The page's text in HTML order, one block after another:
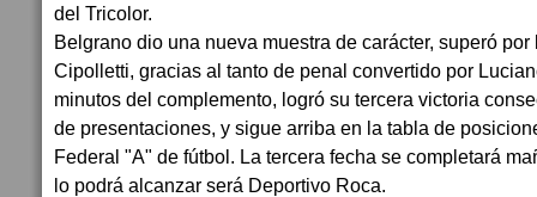
del Tricolor.
Belgrano dio una nueva muestra de carácter, superó
Cipolletti, gracias al tanto de penal convertido por
minutos del complemento, logró su tercera victoria
de presentaciones, y sigue arriba en la tabla de
Federal "A" de fútbol. La tercera fecha se completará
lo podrá alcanzar será Deportivo Roca.